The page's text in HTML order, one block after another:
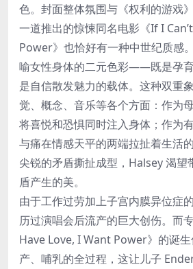
色。封面整体氛围与《权利的游戏
一道推出的惊悚同名电影《If I
Power》也恰好有一种中世纪质感
喻女性身体的二元色彩——既是孕
是自信散发魅力的载体。这种双重
觉、概念、音乐等各个方面：作为
将喜悦和恐惧同时注入身体；作为
与痛在情感天平的两端拉扯着生活
尖锐的矛盾撕扯成型，Halsey 渴望
盾产生的美。
由于工作过劳加上子宫内膜异位症
历过演唱会后流产的巨大创伤。而
Have Love, I Want Power》的诞
产、哺乳的全过程，这让儿子